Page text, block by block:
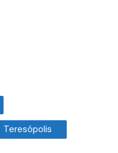
Teresópolis